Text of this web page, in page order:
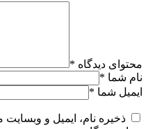
محتوای دیدگاه *
نام شما *
ایمیل شما *
ذخیره نام، ایمیل و